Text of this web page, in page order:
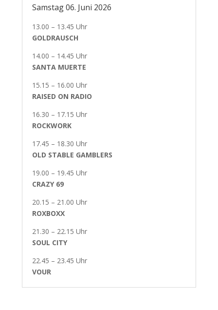
Samstag 06. Juni 2026
13.00 – 13.45 Uhr
GOLDRAUSCH
14.00 – 14.45 Uhr
SANTA MUERTE
15.15 – 16.00 Uhr
RAISED ON RADIO
16.30 – 17.15 Uhr
ROCKWORK
17.45 – 18.30 Uhr
OLD STABLE GAMBLERS
19.00 – 19.45 Uhr
CRAZY 69
20.15 – 21.00 Uhr
ROXBOXX
21.30 – 22.15 Uhr
SOUL CITY
22.45 – 23.45 Uhr
VOUR